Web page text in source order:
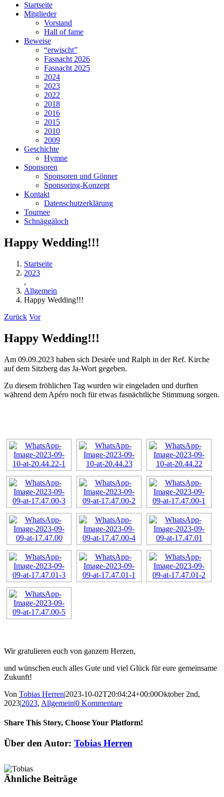
Startseite
Mitglieder
Vorstand
Hall of fame
Beweise
“erwischt”
Fasnacht 2026
Fasnacht 2025
2024
2023
2022
2018
2016
2015
2010
2009
Geschichte
Hymne
Sponsoren
Sponsoren und Gönner
Sponsoring-Konzept
Kontakt
Datenschutzerklärung
Tournee
Schnäggäloch
Happy Wedding!!!
Startseite
2023
,
Allgemein
Happy Wedding!!!
Zurück Vor
Happy Wedding!!!
Am 09.09.2023 haben sich Desirée und Ralph in der Ref. Kirche
auf dem Sitzberg das Ja-Wort gegeben.
Zu diesem fröhlichen Tag wurden wir eingeladen und durften
während dem Apéro noch für etwas fasnächtliche Stimmung sorgen.
Wir gratulieren euch von ganzem Herzen,
und wünschen euch alles Gute und viel Glück für eure gemeinsame
Zukunft!
Von Tobias Herren|2023-10-02T20:04:24+00:00Oktober 2nd,
2023|2023, Allgemein|0 Kommentare
Share This Story, Choose Your Platform!
Facebook
Twitter
Reddit
LinkedIn
Tumblr
Pinterest
Vk
E-
Über den Autor: Tobias Herren
Ähnliche Beiträge